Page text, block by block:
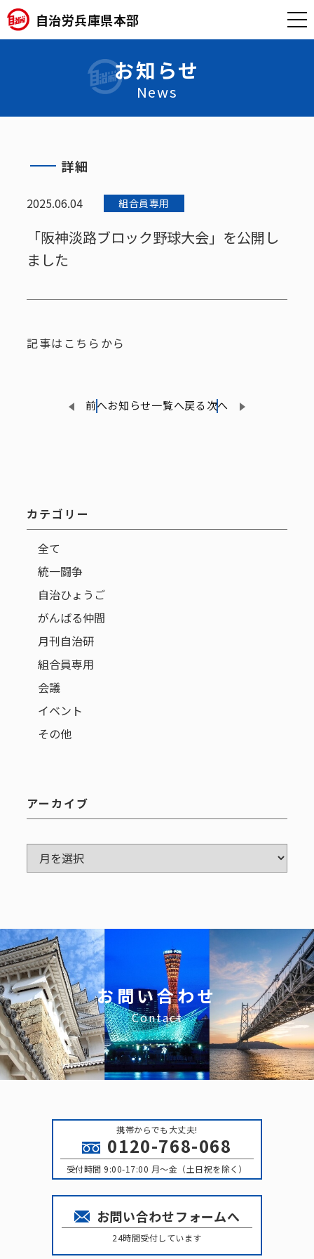
自治労兵庫県本部
お知らせ
News
詳細
2025.06.04 組合員専用
「阪神淡路ブロック野球大会」を公開し
ました
記事はこちらから
前へお知らせ一覧へ戻る次へ
カテゴリー
全て
統一闘争
自治ひょうご
がんばる仲間
月刊自治研
組合員専用
会議
イベント
その他
アーカイブ
ア
お問い合わせ
Contact
携帯からでも大丈夫!
0120-768-068
受付時間 9:00-17:00 月〜金（土日祝を除く）
お問い合わせフォームへ
24時間受付しています